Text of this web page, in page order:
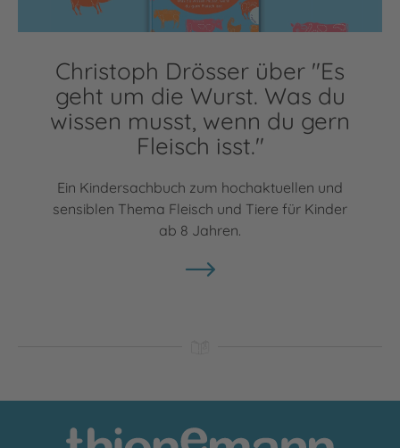
Christoph Drösser über "Es
geht um die Wurst. Was du
wissen musst, wenn du gern
Fleisch isst."
Ein Kindersachbuch zum hochaktuellen und
sensiblen Thema Fleisch und Tiere für Kinder
ab 8 Jahren.